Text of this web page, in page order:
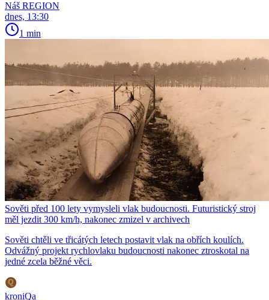
Náš REGION
dnes, 13:30
1 min
Sověti před 100 lety vymysleli vlak budoucnosti. Futuristický stroj
měl jezdit 300 km/h, nakonec zmizel v archivech
Sověti chtěli ve třicátých letech postavit vlak na obřích koulích.
Odvážný projekt rychlovlaku budoucnosti nakonec ztroskotal na
jedné zcela běžné věci.
kroniQa